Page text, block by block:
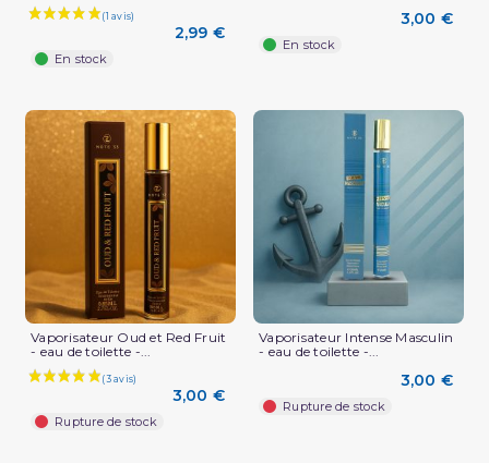
2,99 €
En stock
3,00 €
En stock
Vaporisateur Oud et Red Fruit
- eau de toilette -...
3,00 €
Rupture de stock
Vaporisateur Intense Masculin
- eau de toilette -...
3,00 €
Rupture de stock